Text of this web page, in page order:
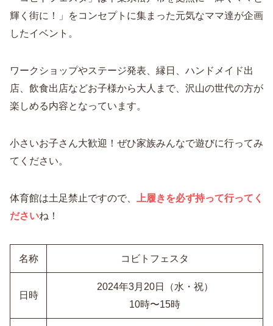
輝く街に！」をコンセプトに集まった元気なママ達が企画
したイベント。
ワークショップやステージ発表、縁日、ハンドメイド出
店、飲食出店などお子様から大人まで、沢山の世代の方が
楽しめる内容となっています。
小さいお子さん大歓迎！ぜひ家族みんなで遊びに行ってみ
てください。
体育館は土足禁止ですので、
上履きを必ず持って行ってく
ださいね！
名称 コビトフェスタ
日時
2024年3月20日（水・祝）
10時〜15時